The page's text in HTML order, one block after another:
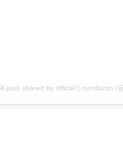
A post shared by official | numbuzin